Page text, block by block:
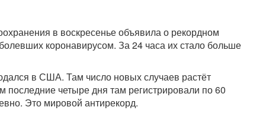
в воскресенье объявила о рекордном
коронавирусом. За 24 часа их стало больше
в США. Там число новых случаев растёт
последние четыре дня там регистрировали по 60
Это мировой антирекорд.